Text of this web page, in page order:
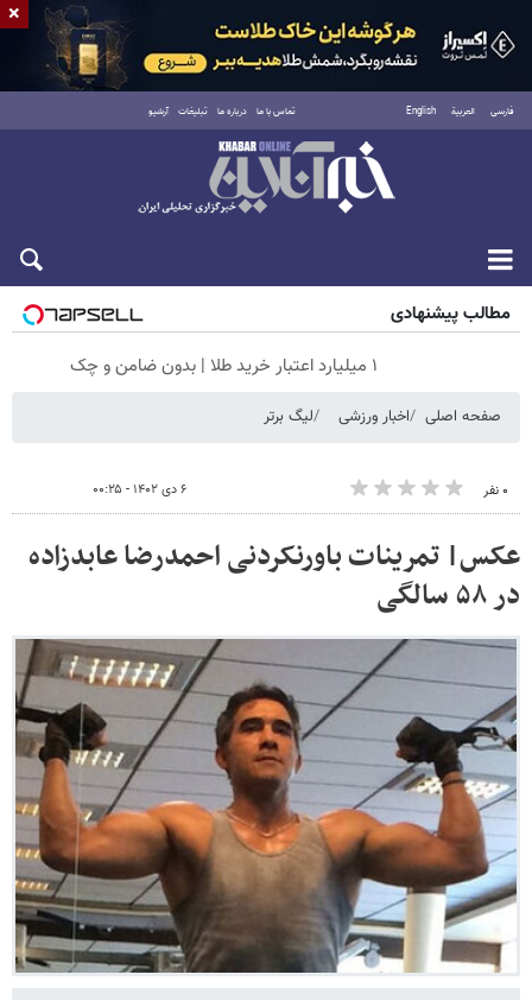
فارسی العربية English تماس با ما درباره ما تبلیغات آرشیو
جمعه ۱۶ مرداد ۱۴۰۵
مطالب پیشنهادی
۱ میلیارد اعتبار خرید طلا | بدون ضامن و چک
صفحه اصلی اخبار ورزشی لیگ برتر
۰ نفر ۶ دی ۱۴۰۲ - ۰۰:۲۵
عکس| تمرینات باورنکردنی احمدرضا عابدزاده
در ۵۸ سالگی
×